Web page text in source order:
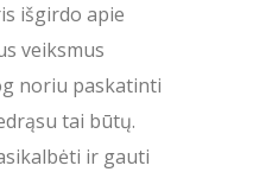
išgirdo apie
veiksmus
noriu paskatinti
tai būtų.
ir gauti